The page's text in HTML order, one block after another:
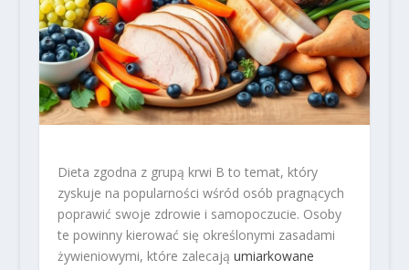
Dieta zgodna z grupą krwi B to temat, który
zyskuje na popularności wśród osób pragnących
poprawić swoje zdrowie i samopoczucie. Osoby
te powinny kierować się określonymi zasadami
żywieniowymi, które zalecają umiarkowane